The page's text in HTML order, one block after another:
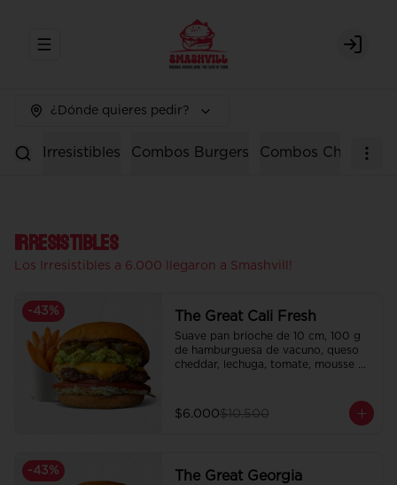
Abrir menu de navegación Login
¿Dónde quieres pedir?
Irresistibles Combos Burgers Combos Chicken
Irresistibles
Los Irresistibles a 6.000 llegaron a Smashvill!
-43% The Great Cali Fresh
Suave pan brioche de 10 cm, 100 g
de hamburguesa de vacuno, queso
cheddar, lechuga, tomate, mousse de
$6.000$10.500
-43% The Great Georgia